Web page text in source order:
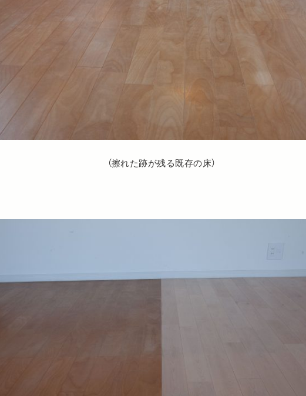
（擦れた跡が残る既存の床）